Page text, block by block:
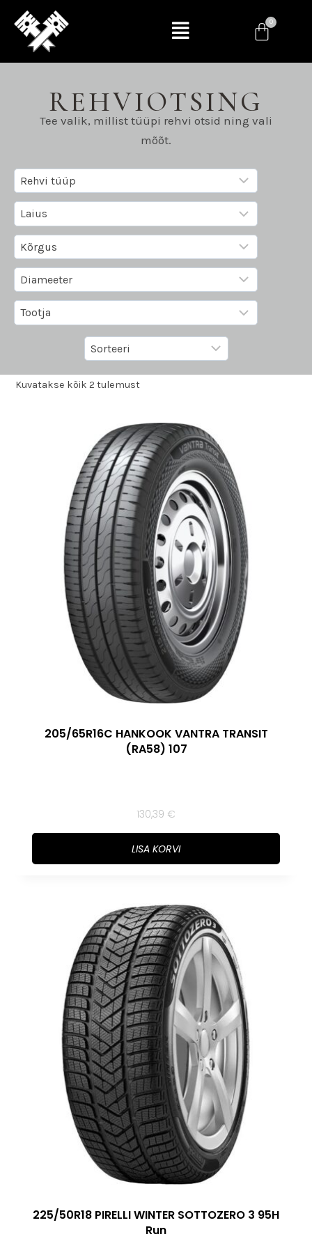
REHVIOTSING
Tee valik, millist tüüpi rehvi otsid ning vali
mõõt.
Kuvatakse kõik 2 tulemust
205/65R16C HANKOOK VANTRA TRANSIT
(RA58) 107
130,39 €
LISA KORVI
225/50R18 PIRELLI WINTER SOTTOZERO 3 95H
Run